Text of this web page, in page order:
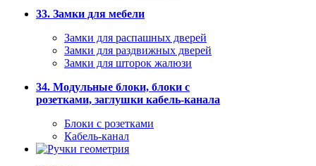
33. Замки для мебели
Замки для распашных дверей
Замки для раздвижных дверей
Замки для шторок жалюзи
34. Модульные блоки, блоки с
розетками, заглушки кабель-канала
Блоки с розетками
Кабель-канал